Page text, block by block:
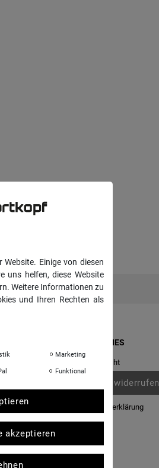
RECHTLICHES
Widerrufs­recht
Vertrag widerrufen
Daten­schutz­erklärung
AGB
Einige von diesen
uns helfen, diese Website
Weitere Informationen zu
und Ihren Rechten als
Marketing
Funktional
akzeptieren